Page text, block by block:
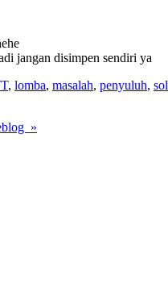
jangan disimpen sendiri ya
, lomba, masalah, penyuluh,
»